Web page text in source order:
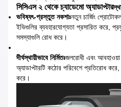
সিসিএস ২ থেকে চ্যাডেমো অ্যাডাপ্টার
ভবিষ্যৎ-প্রস্তুত নকশাঃনতুন চার্জিং
ইভিগুলির ব্যবহারযোগ্যতা প্রসারিত করে,
সমস্যাগুলি রোধ করে।
দীর্ঘস্থায়ীভাবে নির্মিতঃজলরোধী এবং আবহাওয়া
অ্যাডাপ্টারটি কঠোর পরিবেশে প্রতিরোধ করে,
করে।